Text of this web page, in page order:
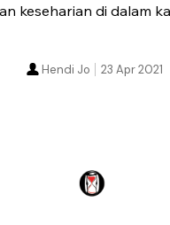
keseharian di dalam
23 Apr 2021
Hendi Jo